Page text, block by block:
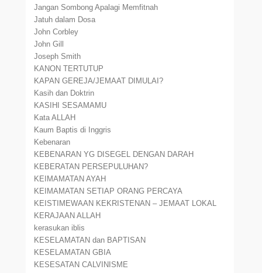
Jangan Sombong Apalagi Memfitnah
Jatuh dalam Dosa
John Corbley
John Gill
Joseph Smith
KANON TERTUTUP
KAPAN GEREJA/JEMAAT DIMULAI?
Kasih dan Doktrin
KASIHI SESAMAMU
Kata ALLAH
Kaum Baptis di Inggris
Kebenaran
KEBENARAN YG DISEGEL DENGAN DARAH
KEBERATAN PERSEPULUHAN?
KEIMAMATAN AYAH
KEIMAMATAN SETIAP ORANG PERCAYA
KEISTIMEWAAN KEKRISTENAN – JEMAAT LOKAL
KERAJAAN ALLAH
kerasukan iblis
KESELAMATAN dan BAPTISAN
KESELAMATAN GBIA
KESESATAN CALVINISME